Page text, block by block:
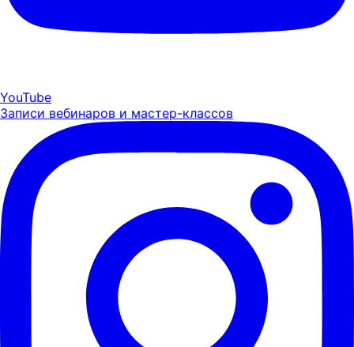
YouTube
Записи вебинаров и мастер-классов